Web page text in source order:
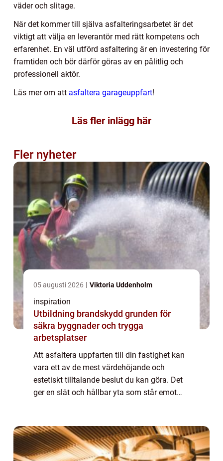
väder och slitage.
När det kommer till själva asfalteringsarbetet är det
viktigt att välja en leverantör med rätt kompetens och
erfarenhet. En väl utförd asfaltering är en investering för
framtiden och bör därför göras av en pålitlig och
professionell aktör.
Läs mer om att asfaltera garageuppfart!
Läs fler inlägg här
Fler nyheter
05 augusti 2026 Viktoria Uddenholm
inspiration
Utbildning brandskydd grunden för
säkra byggnader och trygga
arbetsplatser
Att asfaltera uppfarten till din fastighet kan
vara ett av de mest värdehöjande och
estetiskt tilltalande beslut du kan göra. Det
ger en slät och hållbar yta som står emot